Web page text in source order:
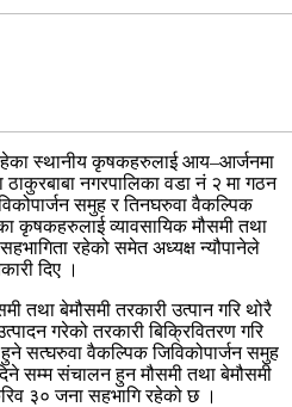
स्थानीय कृषकहरुलाई आय–आर्जनमा
नगरपालिका वडा नं २ मा गठन
समुह र तिनघरुवा वैकल्पिक
कृषकहरुलाई व्यावसायिक मौसमी तथा
रहेको समेत अध्यक्ष न्यौपानेले
दिए ।
तथा बेमौसमी तरकारी उत्पान गरि थोरै
गरेको तरकारी बिक्रिवितरण गरि
सत्घरुवा वैकल्पिक जिविकोपार्जन समुह
सम्म संचालन हुन मौसमी तथा बेमौसमी
३० जना सहभागि रहेको छ ।